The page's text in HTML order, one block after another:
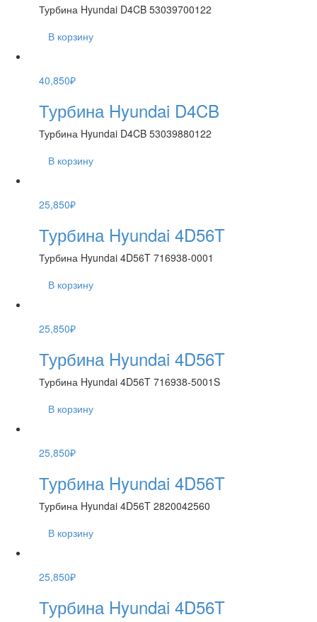
Турбина Hyundai D4CB 53039700122
В корзину
40,850₽
Турбина Hyundai D4CB
Турбина Hyundai D4CB 53039880122
В корзину
25,850₽
Турбина Hyundai 4D56T
Турбина Hyundai 4D56T 716938-0001
В корзину
25,850₽
Турбина Hyundai 4D56T
Турбина Hyundai 4D56T 716938-5001S
В корзину
25,850₽
Турбина Hyundai 4D56T
Турбина Hyundai 4D56T 2820042560
В корзину
25,850₽
Турбина Hyundai 4D56T